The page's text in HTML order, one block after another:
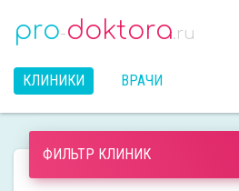
pro-doktora.ru
КЛИНИКИ ВРАЧИ
ФИЛЬТР КЛИНИК